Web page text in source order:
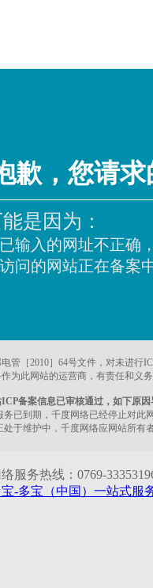
歉，您请
是因为：
输入的网址不正确
问的网站正在备案
管［2010］64号文件，对未进行
为此网站的运营商，有责任和义
备案信息已审核通过，如下原
务已到期，千度网络已经停止对此
处于维护中，千度网络应网站所有
服务热线：0769-
-多宝（中国）一站式服